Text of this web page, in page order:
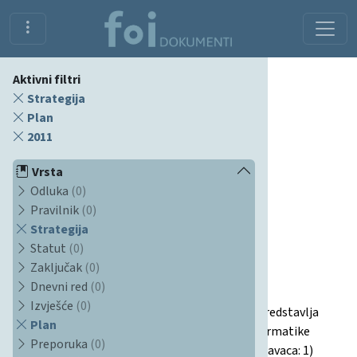
Aktivni filtri
Strategija
Plan
2011
Vrsta
Odluka (0)
Pravilnik (0)
Strategija
Statut (0)
Zaključak (0)
Dnevni red (0)
Izvješće (0)
Plan
Preporuka (0)
Strategija kvalitete FOI-a
Ovaj dokument, usvojen u srpnju 2011. godine, predstavlja
strategiju kvalitete Fakulteta organizacije i informatike
(FOI) u Varaždinu. Obuhvaća sedam strateških pravaca: 1)